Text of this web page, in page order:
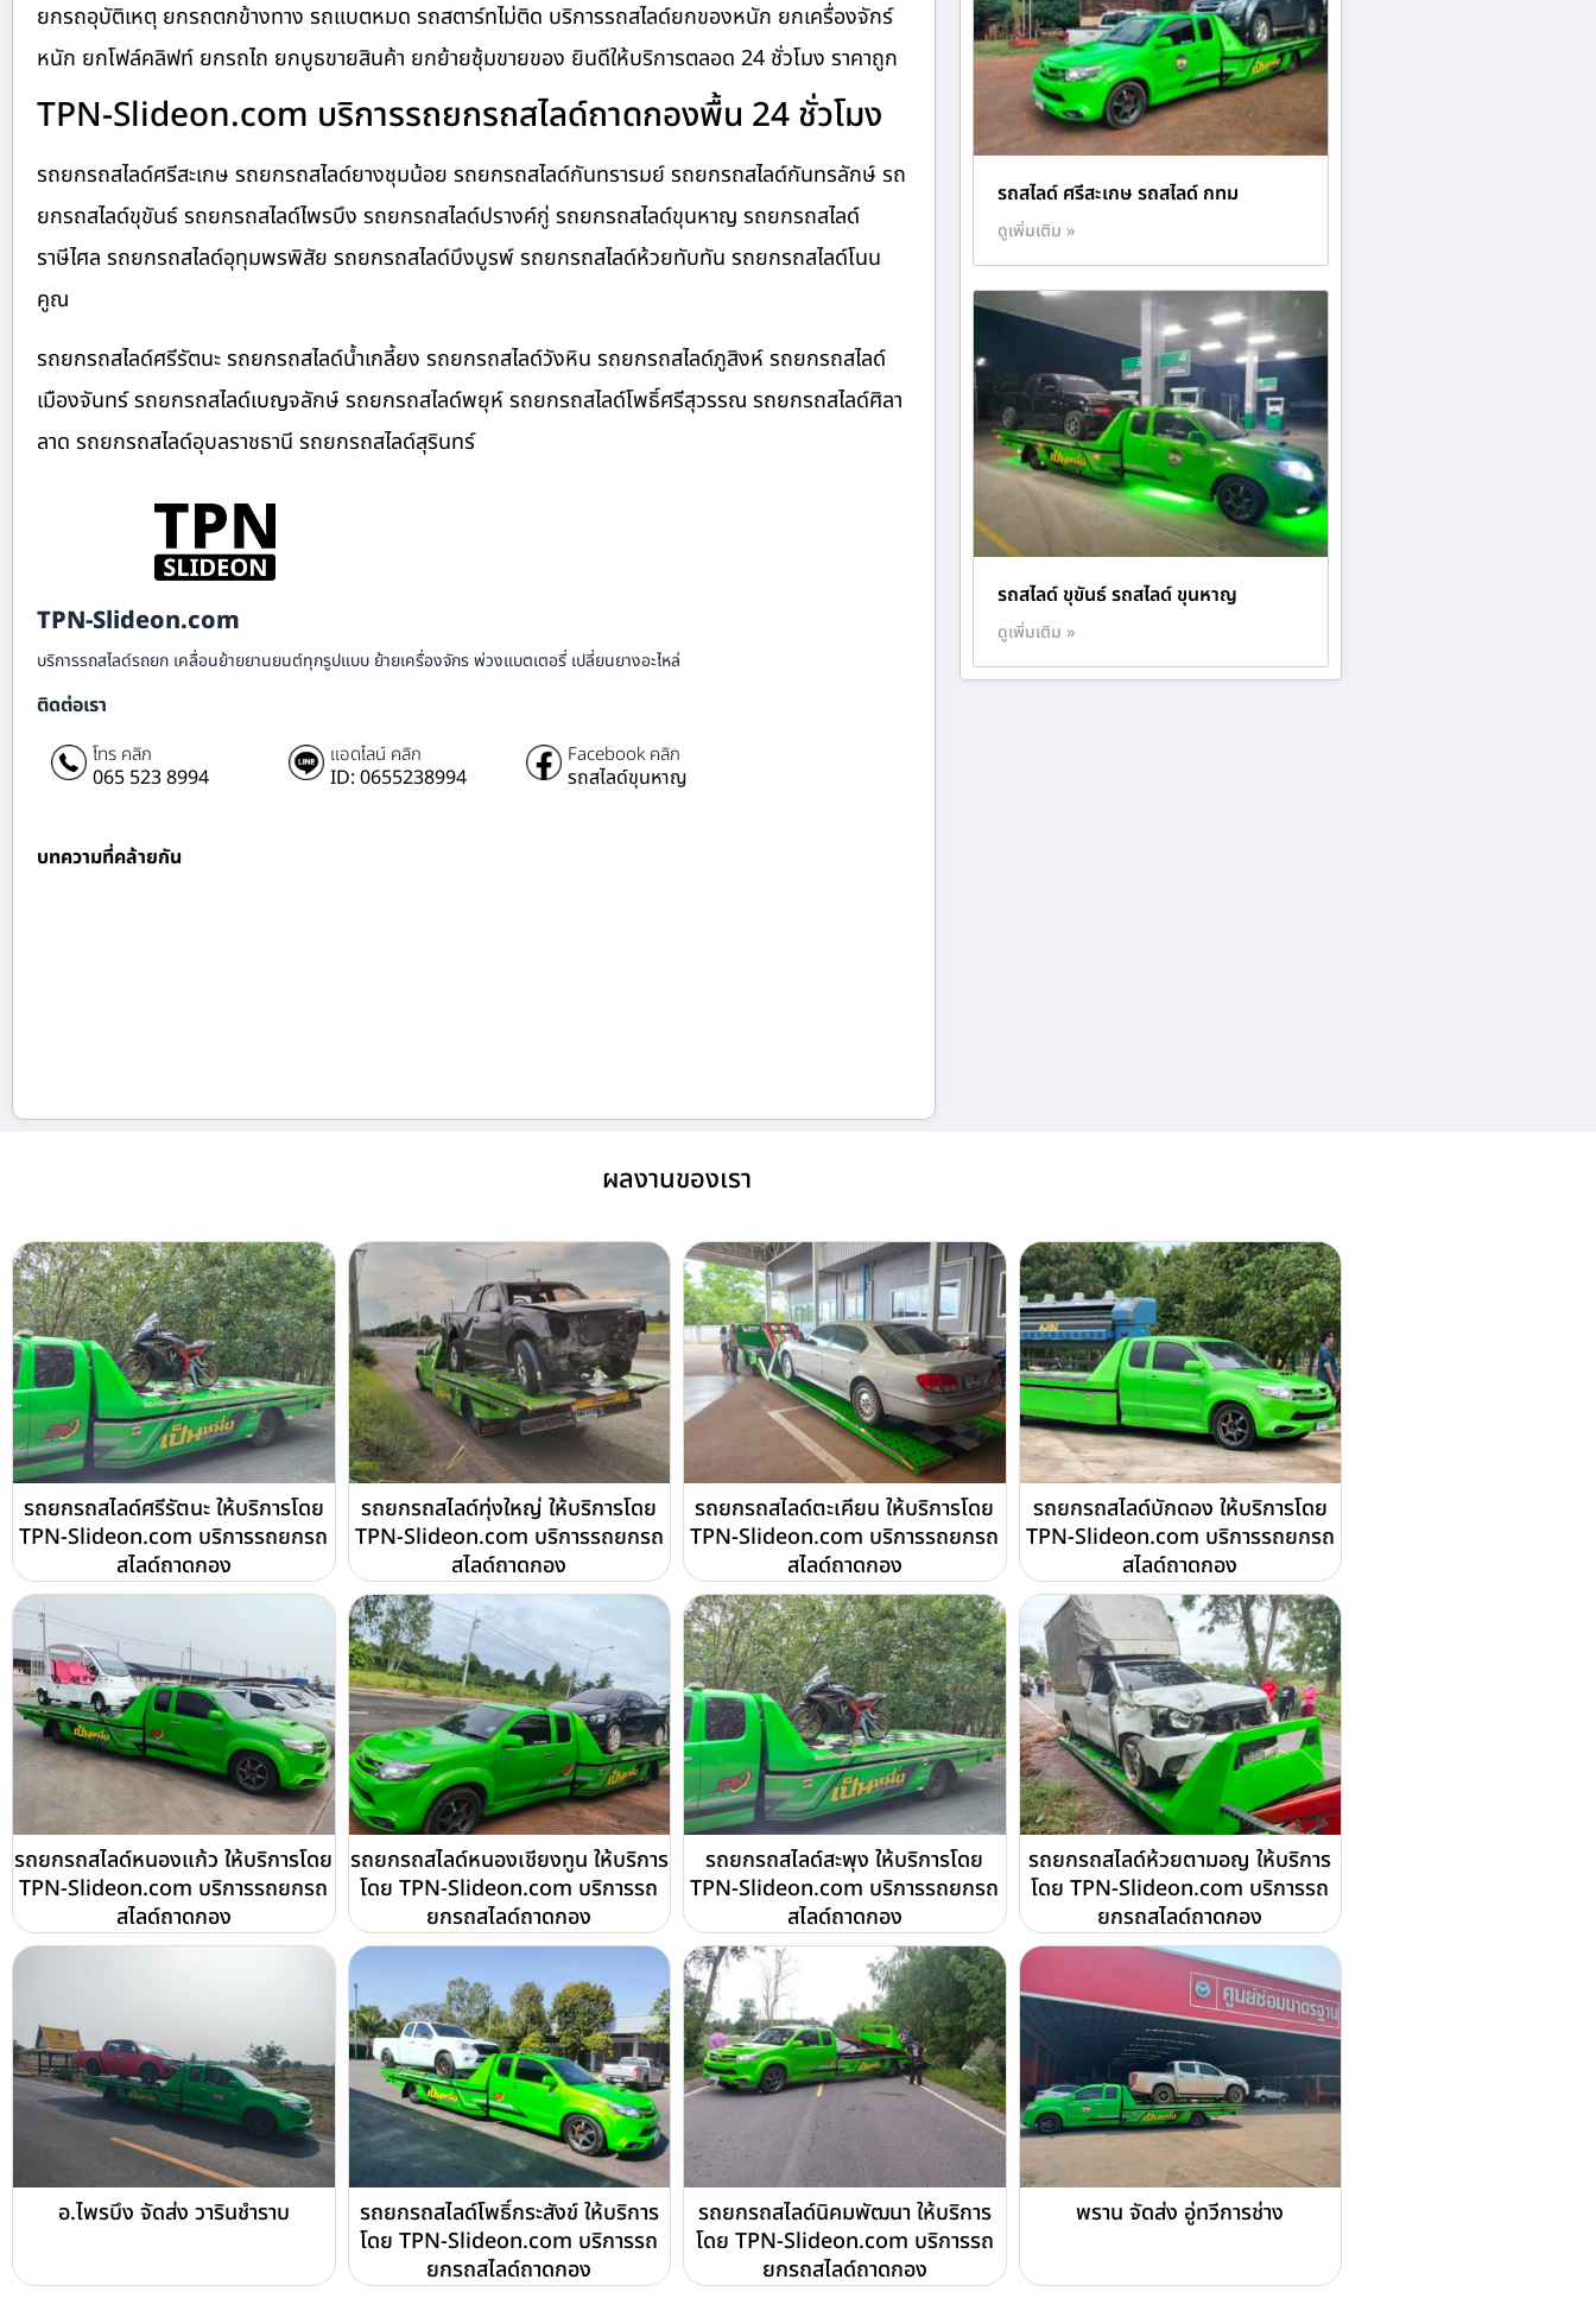
ยกรถอุบัติเหตุ ยกรถตกข้างทาง รถแบตหมด รถสตาร์ทไม่ติด บริการรถสไลด์ยกของหนัก ยกเครื่องจักร์
หนัก ยกโฟล์คลิฟท์ ยกรถไถ ยกบูธขายสินค้า ยกย้ายซุ้มขายของ ยินดีให้บริการตลอด 24 ชั่วโมง ราคาถูก
TPN-Slideon.com บริการรถยกรถสไลด์ถาดกองพื้น 24 ชั่วโมง
รถยกรถสไลด์ศรีสะเกษ รถยกรถสไลด์ยางชุมน้อย รถยกรถสไลด์กันทรารมย์ รถยกรถสไลด์กันทรลักษ์ รถ
ยกรถสไลด์ขุขันธ์ รถยกรถสไลด์ไพรบึง รถยกรถสไลด์ปรางค์กู่ รถยกรถสไลด์ขุนหาญ รถยกรถสไลด์
ราษีไศล รถยกรถสไลด์อุทุมพรพิสัย รถยกรถสไลด์บึงบูรพ์ รถยกรถสไลด์ห้วยทับทัน รถยกรถสไลด์โนน
คูณ
รถยกรถสไลด์ศรีรัตนะ รถยกรถสไลด์น้ำเกลี้ยง รถยกรถสไลด์วังหิน รถยกรถสไลด์ภูสิงห์ รถยกรถสไลด์
เมืองจันทร์ รถยกรถสไลด์เบญจลักษ์ รถยกรถสไลด์พยุห์ รถยกรถสไลด์โพธิ์ศรีสุวรรณ รถยกรถสไลด์ศิลา
ลาด รถยกรถสไลด์อุบลราชธานี รถยกรถสไลด์สุรินทร์
TPN-Slideon.com
บริการรถสไลด์รถยก เคลื่อนย้ายยานยนต์ทุกรูปแบบ ย้ายเครื่องจักร พ่วงแบตเตอรี่ เปลี่ยนยางอะไหล่
ติดต่อเรา
โทร คลิก
065 523 8994
แอดไลน์ คลิก
ID: 0655238994
Facebook คลิก
รถสไลด์ขุนหาญ
บทความที่คล้ายกัน
รถสไลด์ ศรีสะเกษ รถสไลด์ กทม
ดูเพิ่มเติม »
รถสไลด์ ขุขันธ์ รถสไลด์ ขุนหาญ
ดูเพิ่มเติม »
ผลงานของเรา
รถยกรถสไลด์ศรีรัตนะ ให้บริการโดย
TPN-Slideon.com บริการรถยกรถ
สไลด์ถาดกอง
รถยกรถสไลด์ทุ่งใหญ่ ให้บริการโดย
TPN-Slideon.com บริการรถยกรถ
สไลด์ถาดกอง
รถยกรถสไลด์ตะเคียน ให้บริการโดย
TPN-Slideon.com บริการรถยกรถ
สไลด์ถาดกอง
รถยกรถสไลด์บักดอง ให้บริการโดย
TPN-Slideon.com บริการรถยกรถ
สไลด์ถาดกอง
รถยกรถสไลด์หนองแก้ว ให้บริการโดย
TPN-Slideon.com บริการรถยกรถ
สไลด์ถาดกอง
รถยกรถสไลด์หนองเชียงทูน ให้บริการ
โดย TPN-Slideon.com บริการรถ
ยกรถสไลด์ถาดกอง
รถยกรถสไลด์สะพุง ให้บริการโดย
TPN-Slideon.com บริการรถยกรถ
สไลด์ถาดกอง
รถยกรถสไลด์ห้วยตามอญ ให้บริการ
โดย TPN-Slideon.com บริการรถ
ยกรถสไลด์ถาดกอง
อ.ไพรบึง จัดส่ง วารินชำราบ
รถยกรถสไลด์โพธิ์กระสังข์ ให้บริการ
โดย TPN-Slideon.com บริการรถ
ยกรถสไลด์ถาดกอง
รถยกรถสไลด์นิคมพัฒนา ให้บริการ
โดย TPN-Slideon.com บริการรถ
ยกรถสไลด์ถาดกอง
พราน จัดส่ง อู่ทวีการช่าง